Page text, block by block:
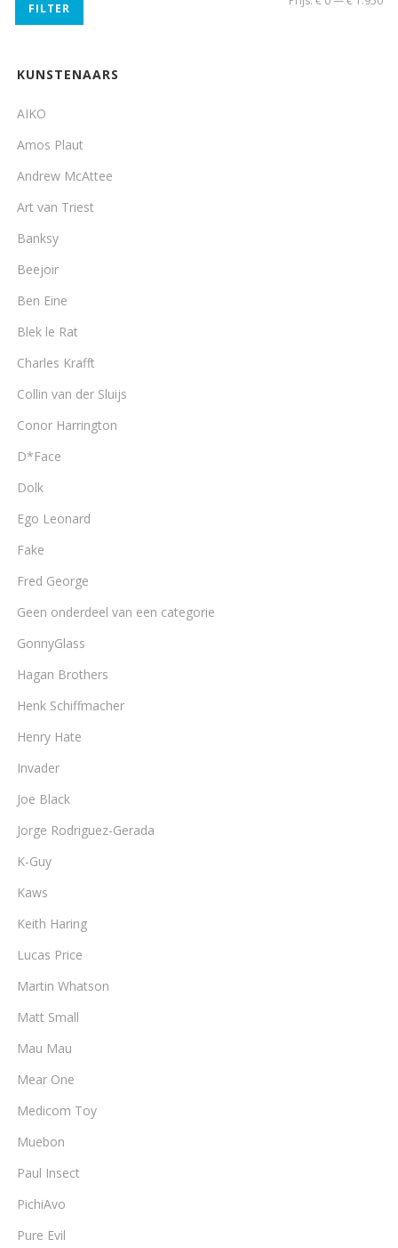
FILTER
KUNSTENAARS
AIKO
Amos Plaut
Andrew McAttee
Art van Triest
Banksy
Beejoir
Ben Eine
Blek le Rat
Charles Krafft
Collin van der Sluijs
Conor Harrington
D*Face
Dolk
Ego Leonard
Fake
Fred George
Geen onderdeel van een categorie
GonnyGlass
Hagan Brothers
Henk Schiffmacher
Henry Hate
Invader
Joe Black
Jorge Rodriguez-Gerada
K-Guy
Kaws
Keith Haring
Lucas Price
Martin Whatson
Matt Small
Mau Mau
Mear One
Medicom Toy
Muebon
Paul Insect
PichiAvo
Pure Evil